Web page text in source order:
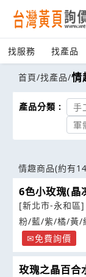
找服務 找產品
首頁/找產品/情
產品分類 : 手
軍
情趣商品(約有
6色小玫瑰(晶
[新北市-永和區]
免費詢價
玫瑰之晶百合